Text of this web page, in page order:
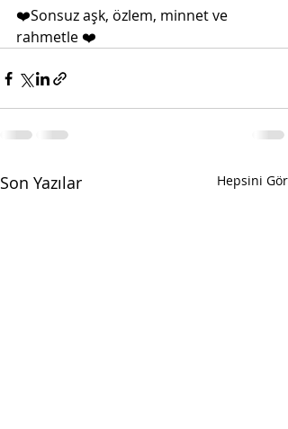
❤️Sonsuz aşk, özlem, minnet ve
rahmetle ❤️
Son Yazılar Hepsini Gör